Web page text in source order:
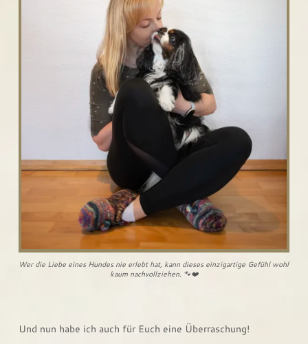
Wer die Liebe eines Hundes nie erlebt hat, kann dieses einzigartige Gefühl wohl
kaum nachvollziehen. 🐾❤️
Und nun habe ich auch für Euch eine Überraschung!